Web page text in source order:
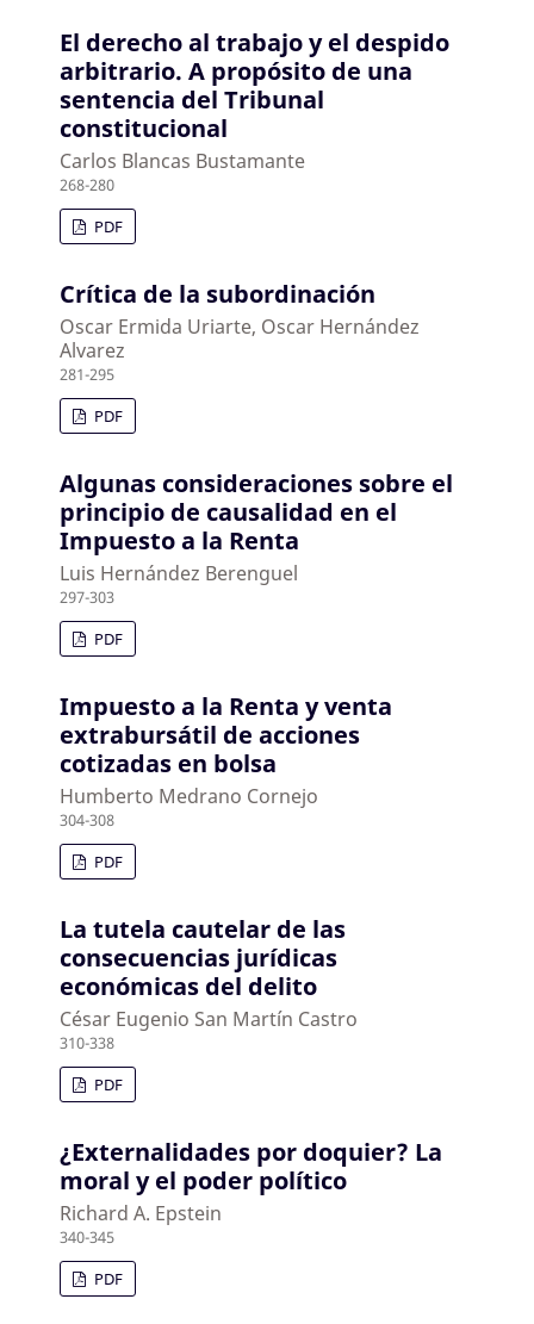
El derecho al trabajo y el despido
arbitrario. A propósito de una
sentencia del Tribunal
constitucional
Carlos Blancas Bustamante
268-280
PDF
Crítica de la subordinación
Oscar Ermida Uriarte, Oscar Hernández
Alvarez
281-295
PDF
Algunas consideraciones sobre el
principio de causalidad en el
Impuesto a la Renta
Luis Hernández Berenguel
297-303
PDF
Impuesto a la Renta y venta
extrabursátil de acciones
cotizadas en bolsa
Humberto Medrano Cornejo
304-308
PDF
La tutela cautelar de las
consecuencias jurídicas
económicas del delito
César Eugenio San Martín Castro
310-338
PDF
¿Externalidades por doquier? La
moral y el poder político
Richard A. Epstein
340-345
PDF